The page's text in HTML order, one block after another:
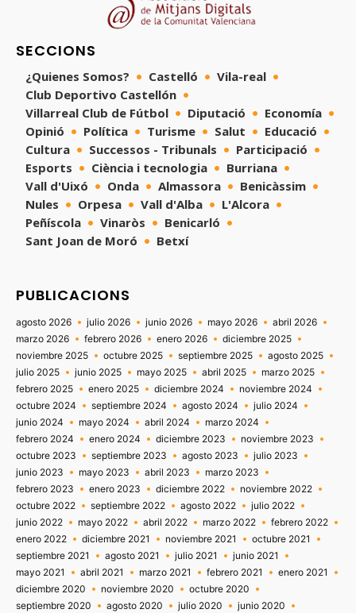
SECCIONS
¿Quienes Somos? Castelló
Vila-real
Club Deportivo Castellón
Villarreal Club de Fútbol
Diputació
Economía
Opinió
Política Turisme Salut
Educació
Cultura
Successos - Tribunals
Participació
Esports
Ciència i tecnologia
Burriana
Vall d'Uixó
Onda Almassora
Benicàssim
Nules
Orpesa Vall d'Alba
L'Alcora
Peñíscola
Vinaròs
Benicarló
Sant Joan de Moró
Betxí
PUBLICACIONS
agosto 2026 julio 2026 junio 2026 mayo 2026
abril 2026
marzo 2026
febrero 2026 enero 2026
diciembre 2025
noviembre 2025
octubre 2025 septiembre 2025
agosto 2025
julio 2025
junio 2025 mayo 2025 abril 2025
marzo 2025
febrero 2025
enero 2025 diciembre 2024
noviembre 2024
octubre 2024
septiembre 2024 agosto 2024
julio 2024
junio 2024
mayo 2024 abril 2024
marzo 2024
febrero 2024
enero 2024 diciembre 2023
noviembre 2023
octubre 2023
septiembre 2023 agosto 2023
julio 2023
junio 2023
mayo 2023 abril 2023
marzo 2023
febrero 2023
enero 2023 diciembre 2022
noviembre 2022
octubre 2022
septiembre 2022 agosto 2022
julio 2022
junio 2022
mayo 2022 abril 2022 marzo 2022
febrero 2022
enero 2022
diciembre 2021 noviembre 2021
octubre 2021
septiembre 2021
agosto 2021 julio 2021
junio 2021
mayo 2021
abril 2021 marzo 2021 febrero 2021
enero 2021
diciembre 2020
noviembre 2020
octubre 2020
septiembre 2020
agosto 2020 julio 2020
junio 2020